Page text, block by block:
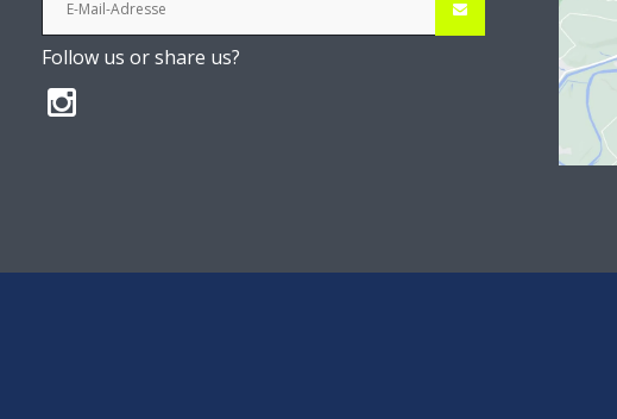
Follow us or share us?